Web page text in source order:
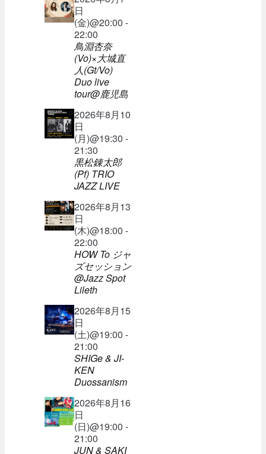
日
(金)@20:00 -
22:00
鳥淵杏奈
(Vo)×大城直
人(Gt/Vo)
Duo live
tour@鹿児島
2026年8月10
日
(月)@19:30 -
21:30
黒松錬太郎
(Pf) TRIO
JAZZ LIVE
2026年8月13
日
(木)@18:00 -
22:00
HOW To ジャ
ズセッション
@Jazz Spot
Lileth
2026年8月15
日
(土)@19:00 -
21:00
SHIGe & JI-
KEN
Duossanism
2026年8月16
日
(日)@19:00 -
21:00
JUN & SAKI